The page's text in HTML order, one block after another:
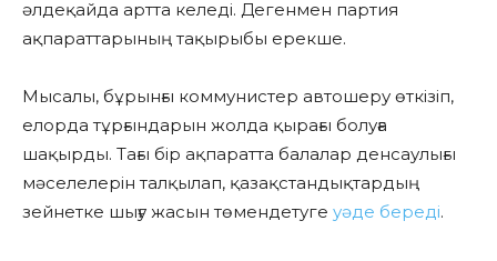
әлдеқайда артта келеді. Дегенмен партия
ақпараттарының тақырыбы ерекше.
Мысалы, бұрынғы коммунистер автошеру өткізіп,
елорда тұрғындарын жолда қырағы болуға
шақырды. Тағы бір ақпаратта балалар денсаулығы
мәселелерін талқылап, қазақстандықтардың
зейнетке шығу жасын төмендетуге уәде береді.